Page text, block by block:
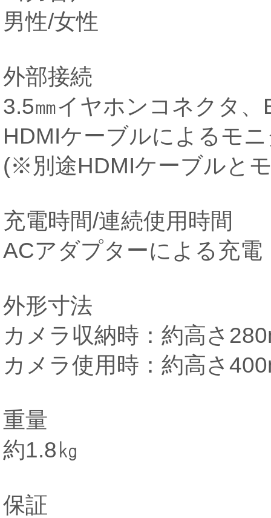
男性/女性
外部接続
3.5㎜イヤホンコネクタ
HDMIケーブルによるモ
(※別途HDMIケーブルと
充電時間/連続使用時間
ACアダプターによる充
外形寸法
カメラ収納時：約高さ
カメラ使用時：約高さ
重量
約1.8㎏
保証